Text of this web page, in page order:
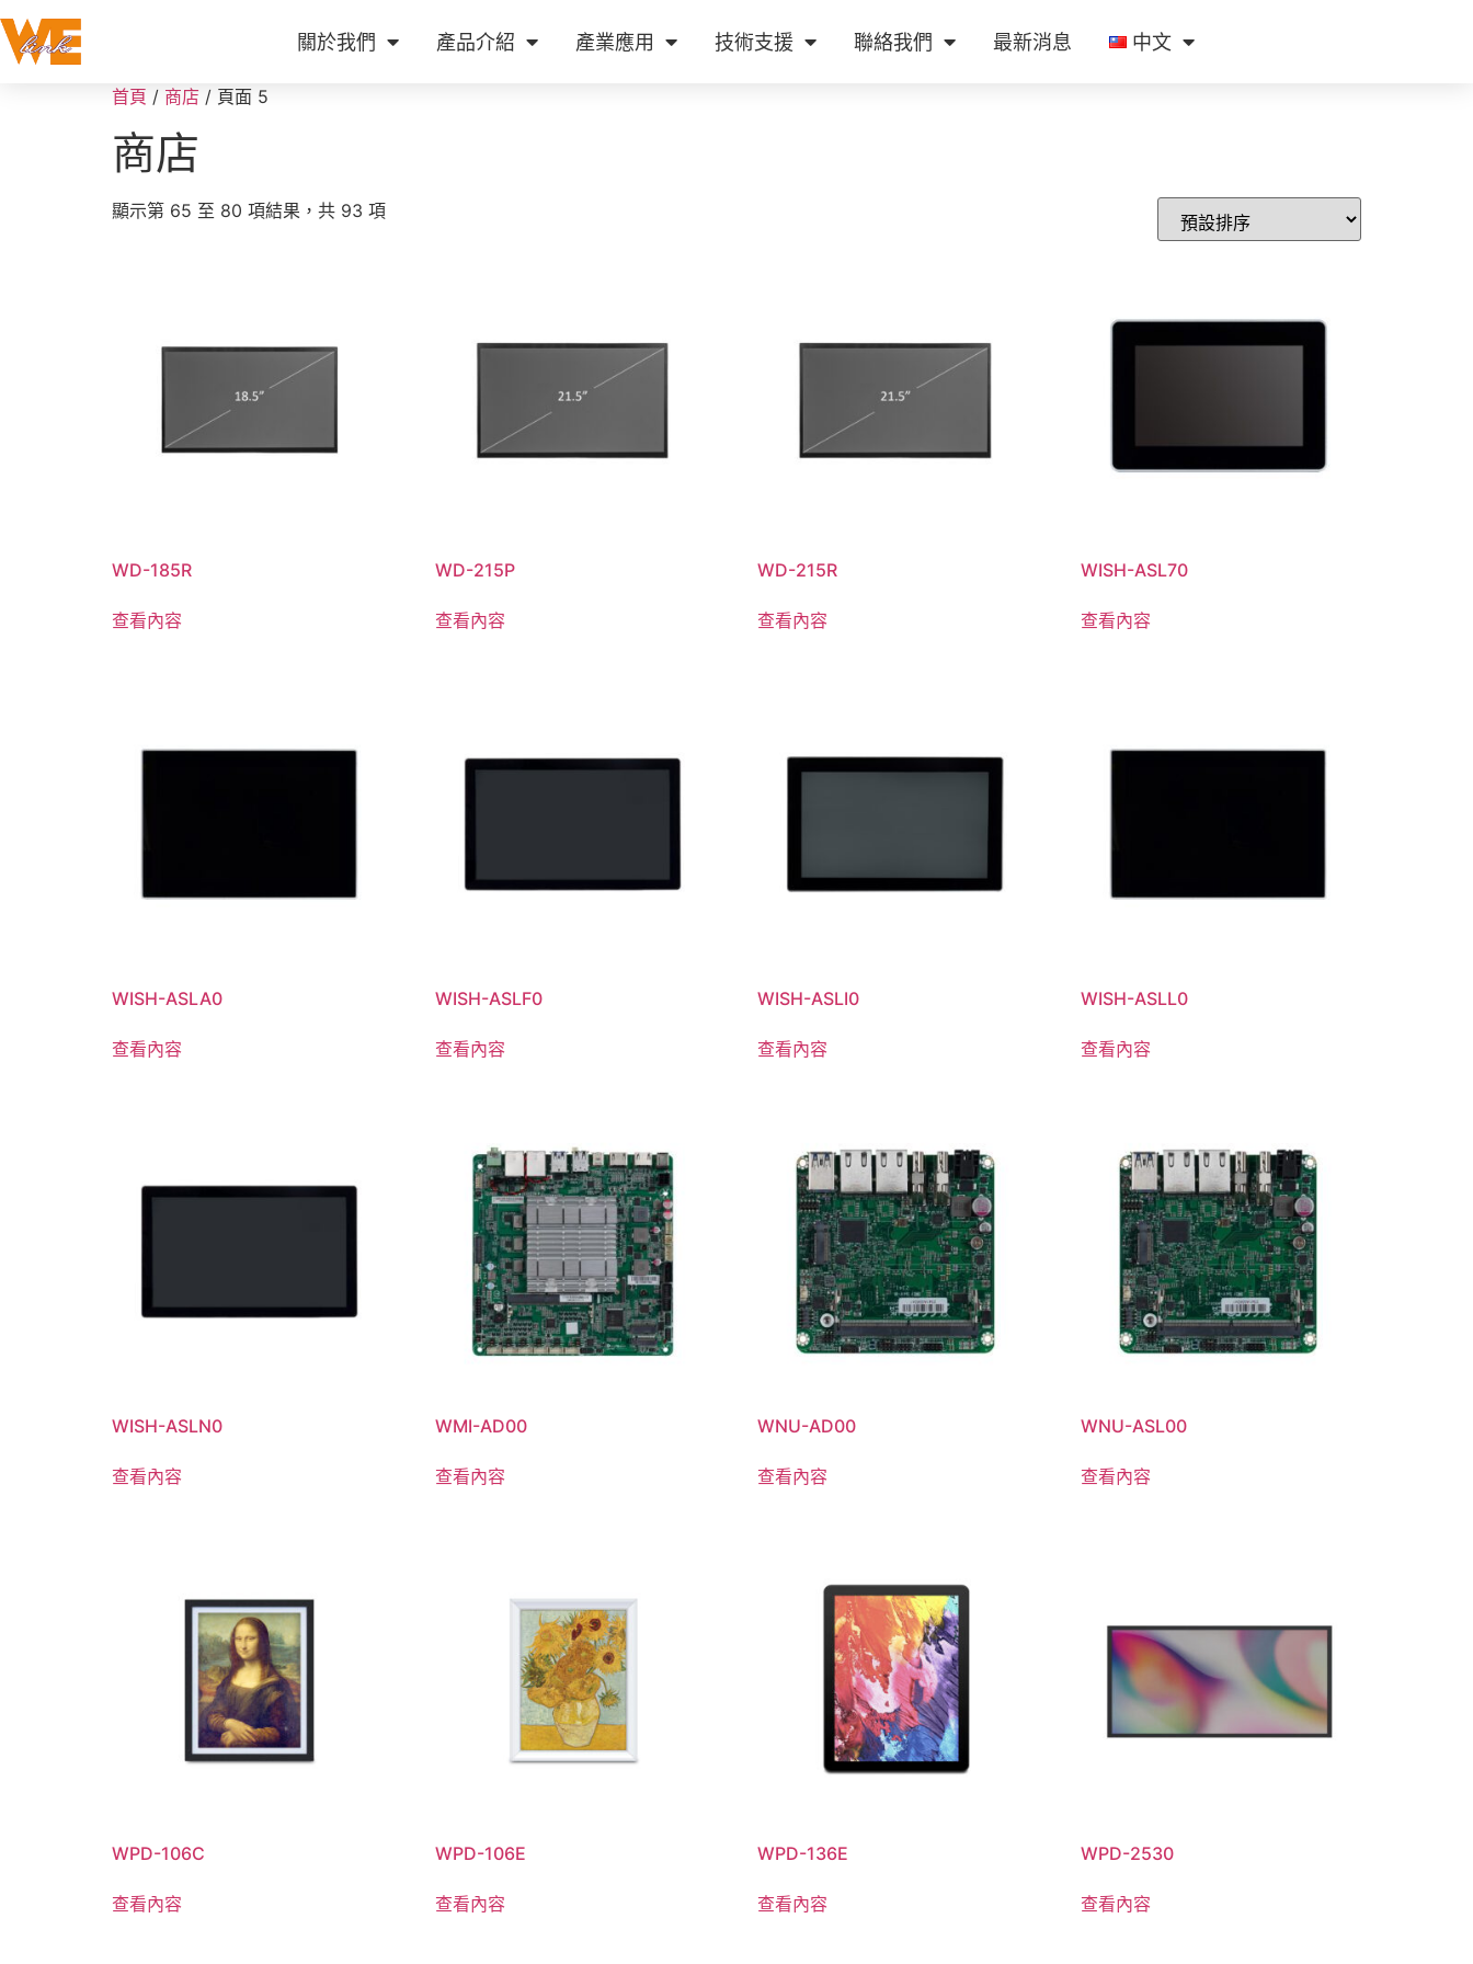
關於我們 產品介紹 產業應用 技術支援 聯絡我們 最新消息 中文
首頁 / 商店 / 頁面 5
商店
顯示第 65 至 80 項結果，共 93 項
WD-185R
查看內容
WD-215P
查看內容
WD-215R
查看內容
WISH-ASL70
查看內容
WISH-ASLA0
查看內容
WISH-ASLF0
查看內容
WISH-ASLI0
查看內容
WISH-ASLL0
查看內容
WISH-ASLN0
查看內容
WMI-AD00
查看內容
WNU-AD00
查看內容
WNU-ASL00
查看內容
WPD-106C
查看內容
WPD-106E
查看內容
WPD-136E
查看內容
WPD-2530
查看內容